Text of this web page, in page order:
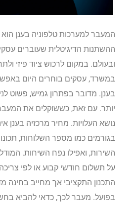
המעבר למערכות טלפוניה בענן הוא
ההשתנות הדיגיטלית שעוברים
ובעולם. במקום לרכוש ציוד פיזי
במשרד, עסקים בוחרים היום
בענן. מדובר בפתרון גמיש, פשוט
יותר. עם זאת, כששוקלים את המעבר,
נושא העלויות. מחיר מרכזיה בענן
בגורמים כמו מספר השלוחות,
השירות, ואפילו נפח השיחות.
על תשלום חודשי קבוע או לפי
התכנון התקציבי אך מחייב בחינה
בפועל. מעבר לכך, כדאי להביא